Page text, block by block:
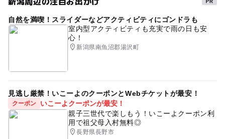
自然を満喫！スライダーなどアクティビティにゴンドラも
室内型アクティビティも充実で雨の日も安
心！
新潟県南魚沼郡湯沢町
見逃し厳禁！いこーよのクーポンとWebチケットが最安！
クーポン
いこーよクーポンが最安！
親子三世代で楽しもう！いこーよクーポン利
用で祖父母入村無料◎
長野県長野市